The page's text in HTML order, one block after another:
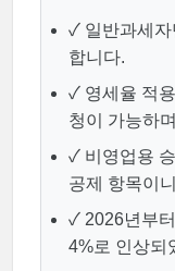
✓ 일반과세
합니다.
✓ 영세율 적
청이 가능하
✓ 비영업용
공제 항목이
✓ 2026년부
4%로 인상되